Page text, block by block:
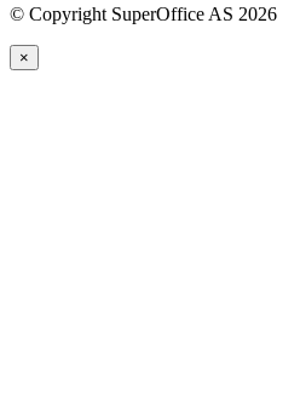
© Copyright SuperOffice AS 2026
×